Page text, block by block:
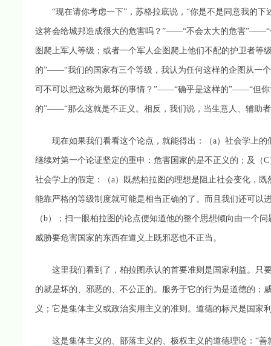
“现在请你考虑一下”，苏格拉底说，“你是不是同意我的下
这将会给城邦造成很大的危害吗？”——“不会太大的危害
图爬上军人等级；或者一个军人企图爬上他们不配的护卫者
的”——“我们的国家有三个等级，我认为任何这样的企图从一
可不可以把这称为最坏的事情？”——“确乎是这样的”——“但
的”——“那么这就是不正义。相反，我们说，当生意人、辅助
现在如果我们看看这个论点，就能得出：（a）社会学上的
继续对第一个论证坚定的重申：危害国家的是不正义的；及（
社会学上的假定：（a）既然柏拉图的理想是阻止社会变化，
能靠严格的等级制度就可能是相当正确的了。而且我们还可以
（b）；扫一眼柏拉图的论点便知道他的整个思想倾向由一个
威胁要危害国家的东西在道义上既邪恶也不正当。
这里我们看到了，柏拉图承认的首要准则是国家利益。只
的就是坏的、邪恶的、不公正的。服务于它的行为是道德的
义；它是集体主义或政治实用主义的准则。道德的标尺是国家
这是集体主义的、部落主义的、极权主义的道德理论：“善